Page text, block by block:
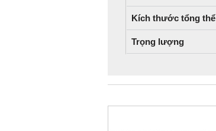
Kích thước tổng thể
Trọng lượng